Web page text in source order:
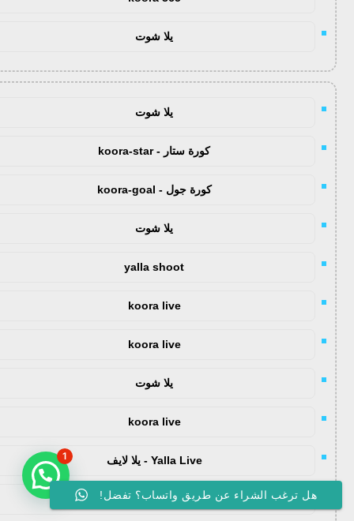
يلا شوت
يلا شوت
كورة ستار - koora-star
كورة جول - koora-goal
يلا شوت
yalla shoot
koora live
koora live
يلا شوت
koora live
Yalla Live - يلا لايف
كورة اون لاين - koora onl
هل ترغب الشراء عن طريق واتساب؟ تفضل!
1